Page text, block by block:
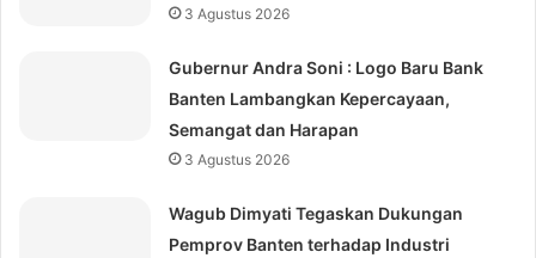
3 Agustus 2026
Gubernur Andra Soni : Logo Baru Bank
Banten Lambangkan Kepercayaan,
Semangat dan Harapan
3 Agustus 2026
Wagub Dimyati Tegaskan Dukungan
Pemprov Banten terhadap Industri